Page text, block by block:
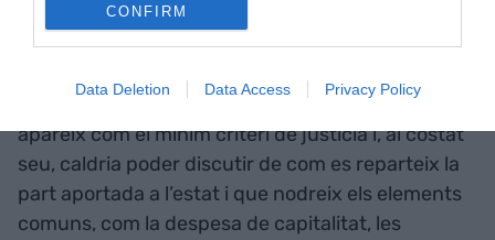
CONFIRM
Data Deletion Data Access Privacy Policy
principi d’ordinalitat, la qual cosa equival a cornut
i pagar el beure, o sigui rebre sempre menys per
habitant que les comunitats ajudades i, alhora,
suportar un major cost de la vida. L’ordinalitat
apareix com el mínim criteri de justícia i, al costat
seu, caldria poder discutir de com es reparteix la
part aportada a l’estat i que nodreix els elements
comuns, com la despesa de capitalitat, les